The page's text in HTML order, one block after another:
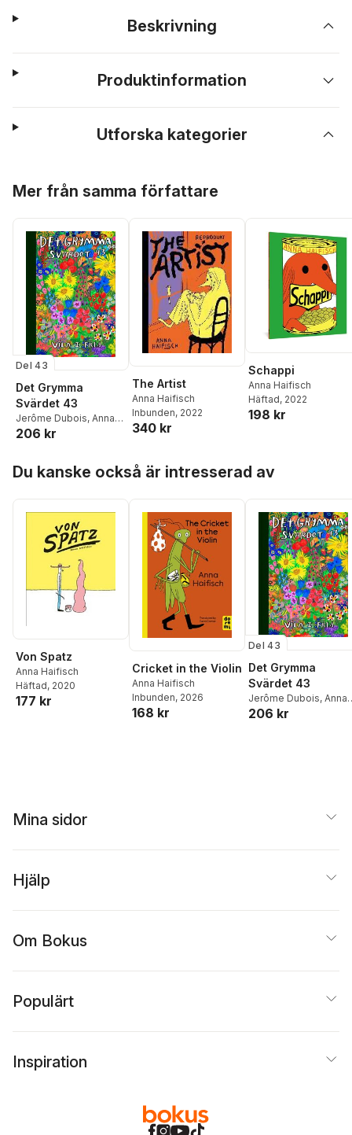
Beskrivning
Produktinformation
Utforska kategorier
Mer från samma författare
Del 43
Det Grymma
Svärdet 43
Jerôme Dubois, Anna
Haifisch,
Goldenberg,Robert
Melek Zertal
206 kr
The Artist
Anna Haifisch
Inbunden, 2022
340 kr
Schappi
Anna Haifisch
Häftad, 2022
198 kr
Du kanske också är intresserad av
Von Spatz
Anna Haifisch
Häftad, 2020
177 kr
Cricket in the Violin
Anna Haifisch
Inbunden, 2026
168 kr
Del 43
Det Grymma
Svärdet 43
Jerôme Dubois, Anna
Haifisch,
206 kr
Mina sidor
Hjälp
Om Bokus
Populärt
Inspiration